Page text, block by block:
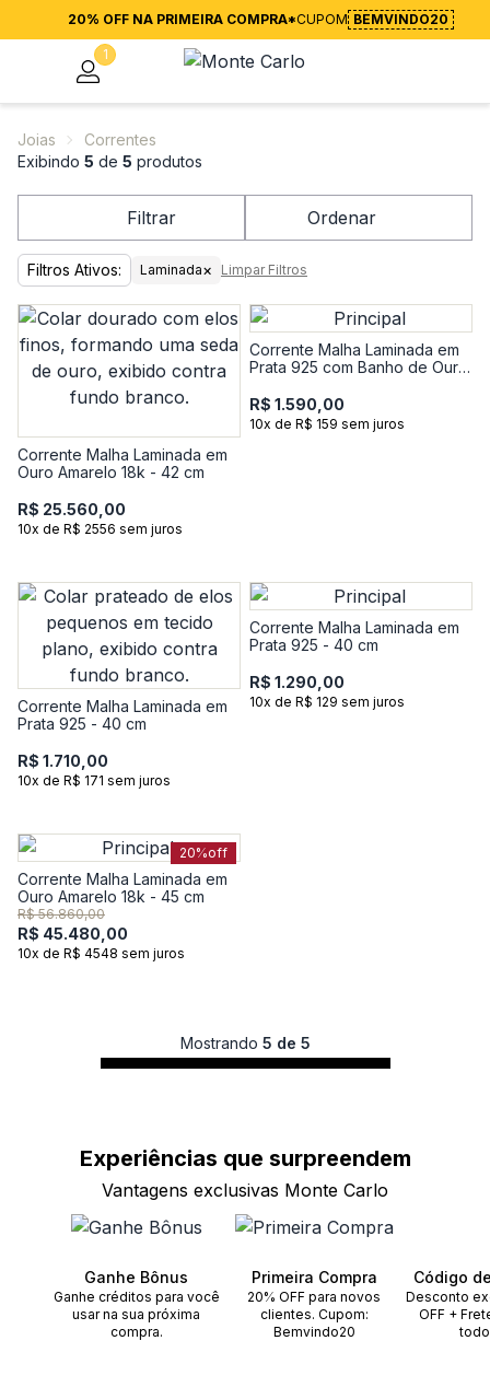
20% OFF NA PRIMEIRA COMPRA*CUPOM BEMVINDO20
1
Joias
Correntes
Exibindo 5 de 5 produtos
Filtrar Ordenar
Filtros Ativos: Laminada× Limpar Filtros
Corrente Malha Laminada em
Ouro Amarelo 18k - 42 cm
R$ 25.560,00
10x de R$ 2556 sem juros
Corrente Malha Laminada em
Prata 925 com Banho de Ouro
R$ 1.590,00
10x de R$ 159 sem juros
Corrente Malha Laminada em
Prata 925 - 40 cm
R$ 1.710,00
10x de R$ 171 sem juros
Corrente Malha Laminada em
Prata 925 - 40 cm
R$ 1.290,00
10x de R$ 129 sem juros
20%off
Corrente Malha Laminada em
Ouro Amarelo 18k - 45 cm
R$ 56.860,00
R$ 45.480,00
10x de R$ 4548 sem juros
Mostrando 5 de 5
Experiências que surpreendem
Vantagens exclusivas Monte Carlo
Ganhe Bônus
Ganhe créditos para você
usar na sua próxima
compra.
Primeira Compra
20% OFF para novos
clientes. Cupom:
Bemvindo20
Código
Desconto
OFF +